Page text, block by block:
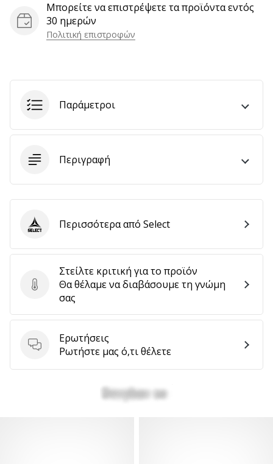
εμείς;
Γίνε
πρεσβευτής/
μάρκας
όλων
Μπορείτε να επιστρέψετε τα προϊόντα εντός
30 ημερών
Πολιτική επιστροφών
Παράμετροι
Περιγραφή
Στείλτε κριτική για το προϊόν
Στείλτε κριτική για το προϊόν
Θα θέλαμε να διαβάσουμε τη γνώμη
σας
Ερωτήσεις
Ερωτήσεις
Ρωτήστε μας ό,τι θέλετε
SelectΠερισσότερα από Select